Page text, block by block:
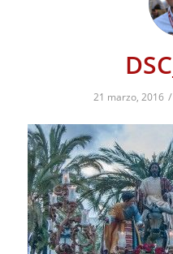
21 marzo, 2016 /